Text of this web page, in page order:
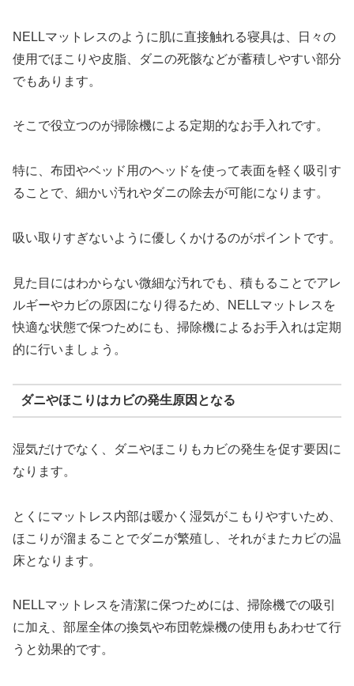
NELLマットレスのように肌に直接触れる寝具は、日々の
使用でほこりや皮脂、ダニの死骸などが蓄積しやすい部分
でもあります。
そこで役立つのが掃除機による定期的なお手入れです。
特に、布団やベッド用のヘッドを使って表面を軽く吸引す
ることで、細かい汚れやダニの除去が可能になります。
吸い取りすぎないように優しくかけるのがポイントです。
見た目にはわからない微細な汚れでも、積もることでアレ
ルギーやカビの原因になり得るため、NELLマットレスを
快適な状態で保つためにも、掃除機によるお手入れは定期
的に行いましょう。
ダニやほこりはカビの発生原因となる
湿気だけでなく、ダニやほこりもカビの発生を促す要因に
なります。
とくにマットレス内部は暖かく湿気がこもりやすいため、
ほこりが溜まることでダニが繁殖し、それがまたカビの温
床となります。
NELLマットレスを清潔に保つためには、掃除機での吸引
に加え、部屋全体の換気や布団乾燥機の使用もあわせて行
うと効果的です。